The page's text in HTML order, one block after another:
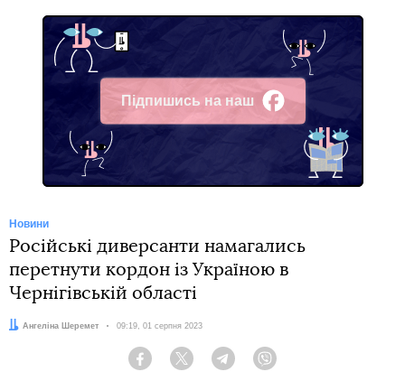
Підпишись на наш
Facebook
Новини
Російські диверсанти намагались
перетнути кордон із Україною в
Чернігівській області
Автор:
Ангеліна Шеремет Дата:
09:19, 01 серпня 2023
Facebook Twitter Telegram